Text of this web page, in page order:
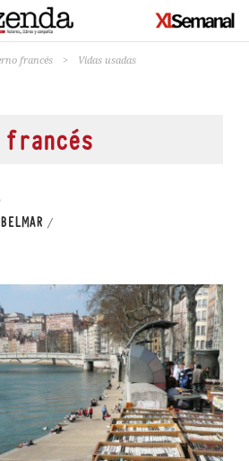
francés > Vidas usadas
francés
/